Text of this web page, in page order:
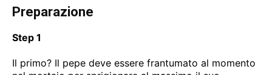
Preparazione
Step 1
Il primo? Il pepe deve essere frantumato al momento